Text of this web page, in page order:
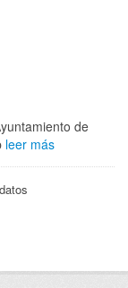
de
leer más